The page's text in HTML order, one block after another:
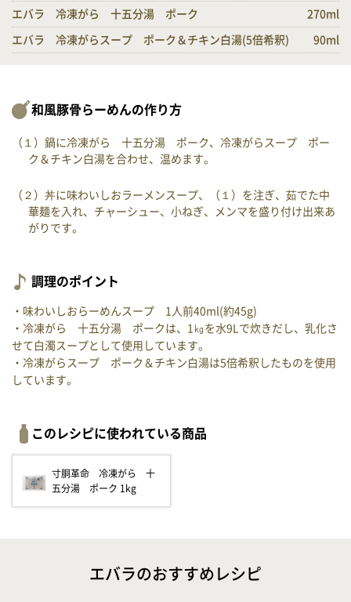
エバラ 冷凍がら 十五分湯 ポーク 270ml
エバラ 冷凍がらスープ ポーク＆チキン白湯(5倍希釈) 90ml
和風豚骨らーめんの作り方
（１）鍋に冷凍がら 十五分湯 ポーク、冷凍がらスープ ポー
ク＆チキン白湯を合わせ、温めます。
（２）丼に味わいしおラーメンスープ、（１）を注ぎ、茹でた中
華麺を入れ、チャーシュー、小ねぎ、メンマを盛り付け出来あ
がりです。
調理のポイント
・味わいしおらーめんスープ 1人前40ml(約45g)
・冷凍がら 十五分湯 ポークは、1㎏を水9Lで炊きだし、乳化さ
せて白濁スープとして使用しています。
・冷凍がらスープ ポーク＆チキン白湯は5倍希釈したものを使用
しています。
このレシピに使われている商品
寸胴革命 冷凍がら 十
五分湯 ポーク 1kg
エバラのおすすめレシピ